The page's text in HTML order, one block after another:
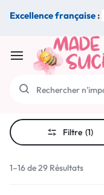
Excellence française:
Filtre (1)
1–16 de 29 Résultats